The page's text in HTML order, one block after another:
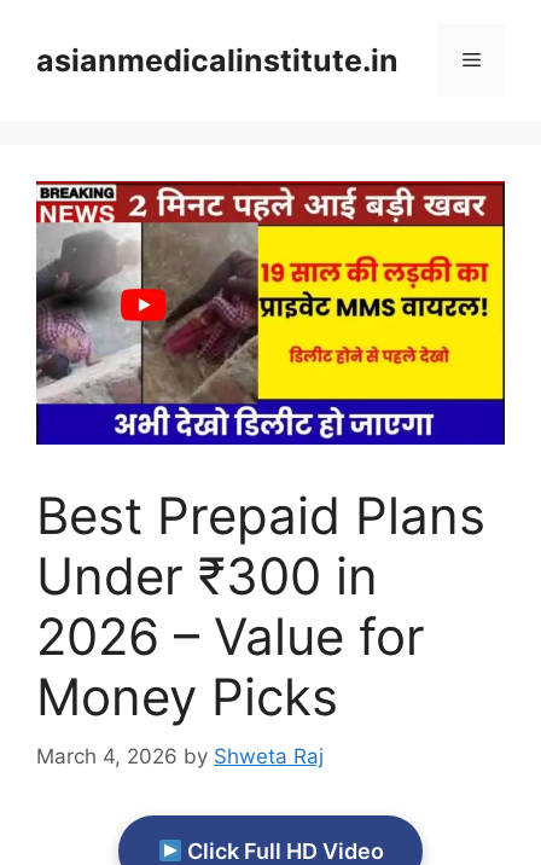
contentasianmedicalinstitute.in Menu
Best Prepaid Plans
Under ₹300 in
2026 – Value for
Money Picks
March 4, 2026 by Shweta Raj
Click Full HD Video